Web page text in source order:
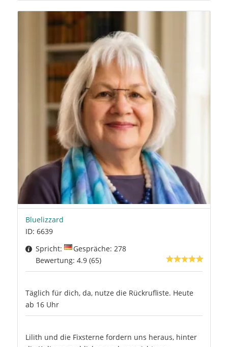
Bluelizzard
ID: 6639
Spricht:
Gespräche: 278
Bewertung: 4.9 (65)
Täglich für dich, da, nutze die Rückrufliste. Heute
ab 16 Uhr
Lilith und die Fixsterne fordern uns heraus, hinter